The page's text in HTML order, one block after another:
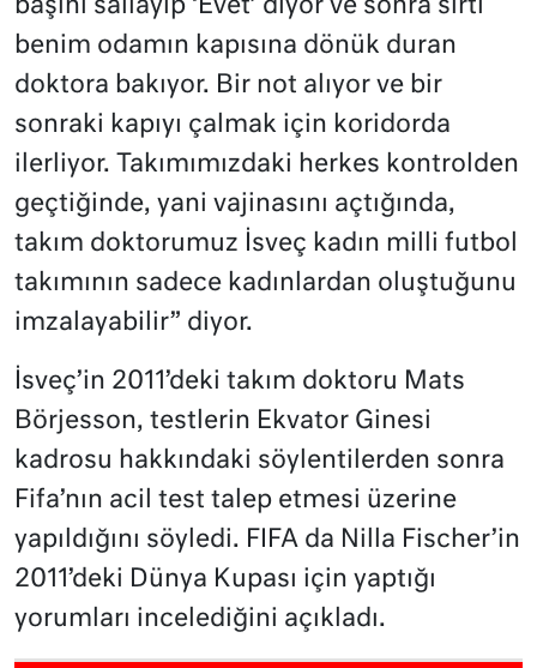
başını sallayıp ‘Evet’ diyor ve sonra sırtı
benim odamın kapısına dönük duran
doktora bakıyor. Bir not alıyor ve bir
sonraki kapıyı çalmak için koridorda
ilerliyor. Takımımızdaki herkes kontrolden
geçtiğinde, yani vajinasını açtığında,
takım doktorumuz İsveç kadın milli futbol
takımının sadece kadınlardan oluştuğunu
imzalayabilir” diyor.
İsveç’in 2011’deki takım doktoru Mats
Börjesson, testlerin Ekvator Ginesi
kadrosu hakkındaki söylentilerden sonra
Fifa’nın acil test talep etmesi üzerine
yapıldığını söyledi. FIFA da Nilla Fischer’in
2011’deki Dünya Kupası için yaptığı
yorumları incelediğini açıkladı.